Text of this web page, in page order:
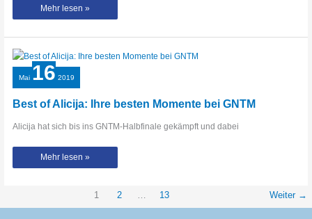
Vanessas
zu
Ausstieg
GNTM
Mehr lesen »
Mai 16 2019
Best of Alicija: Ihre besten Momente bei GNTM
Alicija hat sich bis ins GNTM-Halbfinale gekämpft und dabei
Best
Alicija:
GNTM
Mehr lesen »
1 2 … 13 Weiter →